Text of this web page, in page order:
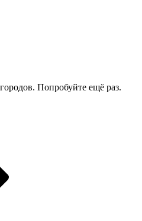
Попробуйте ещё раз.